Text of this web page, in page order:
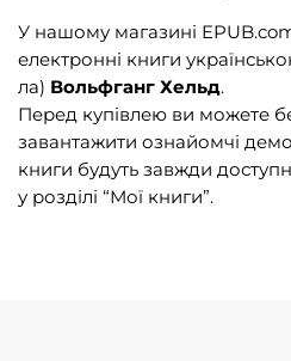
Навчальна література та
Енциклопедії, довідники,
Подарункові сертифікати (1)
У нашому магазині
електронні книги
ла) Вольфганг Хельд.
Перед купівлею ви можете
завантажити ознайомчі
книги будуть завжди
у розділі “Мої книги”.